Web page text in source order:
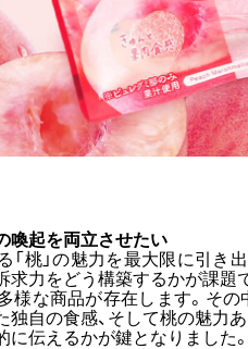
喚起を両立させたい
桃」の魅力を最大限に引き
求力をどう構築するかが課題
様な商品が存在します。その
自の食感、そして桃の魅力
伝えるかが鍵となりました。